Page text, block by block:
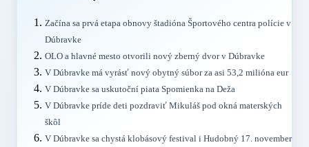
Začína sa prvá etapa obnovy štadióna Športového centra polície v
Dúbravke
OLO a hlavné mesto otvorili nový zberný dvor v Dúbravke
V Dúbravke má vyrásť nový obytný súbor za asi 53,2 milióna eur
V Dúbravke sa uskutoční piata Spomienka na Deža
V Dúbravke príde deti pozdraviť Mikuláš pod okná materských
škôl
V Dúbravke sa chystá klobásový festival i Hudobný 17. november